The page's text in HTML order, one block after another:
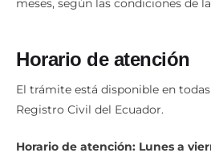
meses, según las condiciones de
Horario de atención
El trámite está disponible en
Registro Civil del Ecuador.
Horario de atención: Lunes a